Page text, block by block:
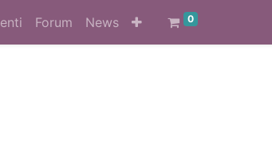
Forum News 0